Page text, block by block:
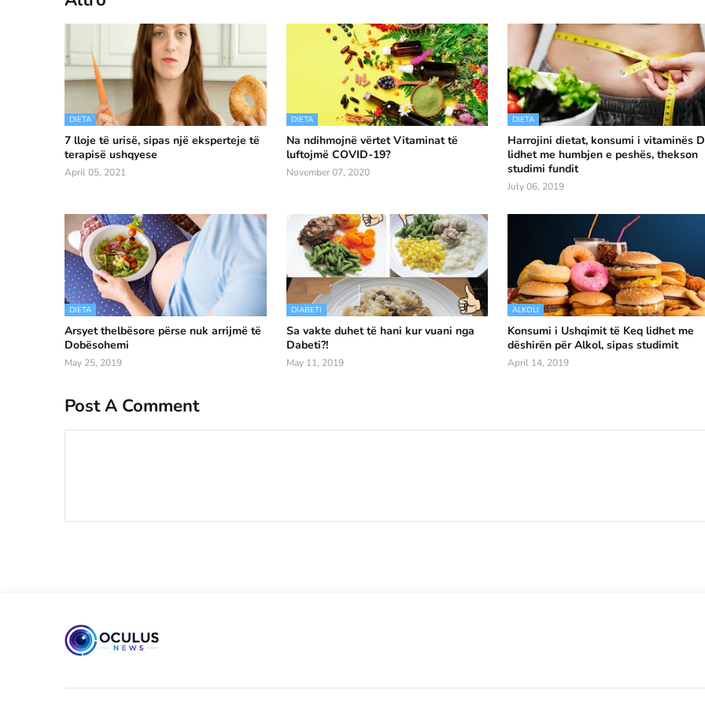
DIETA
7 lloje të urisë, sipas një eksperteje të
terapisë ushqyese
April 05, 2021
DIETA
Na ndihmojnë vërtet Vitaminat të
luftojmë COVID-19?
November 07, 2020
DIETA
Harrojini dietat, konsumi i vitaminës D
lidhet me humbjen e peshës, thekson
studimi fundit
July 06, 2019
DIETA
Arsyet thelbësore përse nuk arrijmë të
Dobësohemi
May 25, 2019
DIABETI
Sa vakte duhet të hani kur vuani nga
Dabeti?!
May 11, 2019
ALKOLI
Konsumi i Ushqimit të Keq lidhet me
dëshirën për Alkol, sipas studimit
April 14, 2019
Post A Comment